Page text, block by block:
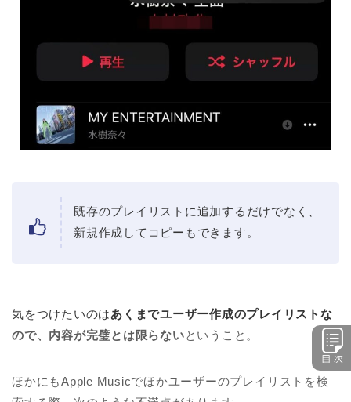
既存のプレイリストに追加するだけでなく、
新規作成してコピーもできます。
気をつけたいのはあくまでユーザー作成のプレイリストな
ので、内容が完璧とは限らないということ。
ほかにもApple Musicでほかユーザーのプレイリストを検